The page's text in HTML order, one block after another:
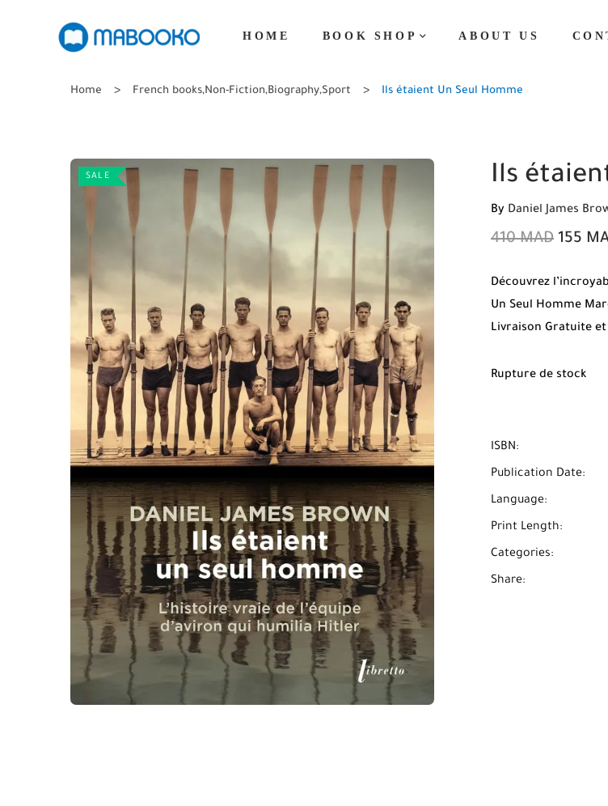
HOME BOOK SHOP ABOUT US
Home French books,Non-Fiction,Biography,Sport Ils étaient Un Seul Homme
SALE Ils
By Daniel James
410MAD 155
Découvrez
Un Seul Homme
Livraison Gratuite
Rupture de stock
ISBN:
Publication Date:
Language:
Print Length:
Categories:
Share: